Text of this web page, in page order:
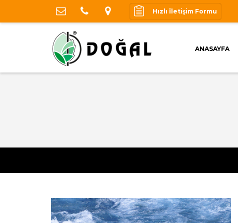
Hızlı İletişim Formu
ANASAYFA